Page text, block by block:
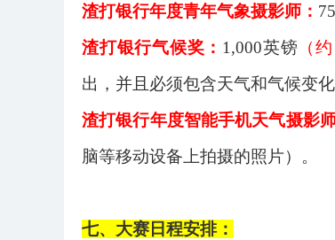
渣打银行年度青年气象摄影师 ：
渣打银行气候奖 ： 1,000英镑 （
出，并且必须包含天气和气候变化
渣打银行年度智能手机天气摄影
脑等移动设备上拍摄的照片） 。
七、大赛日程安排：